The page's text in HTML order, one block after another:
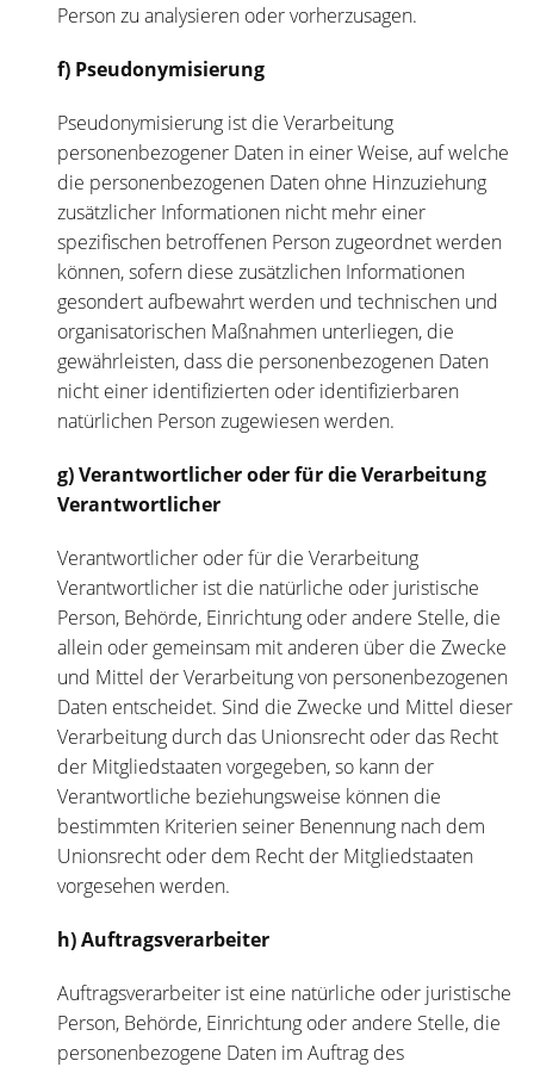
Person zu analysieren oder vorherzusagen.
f) Pseudonymisierung
Pseudonymisierung ist die Verarbeitung
personenbezogener Daten in einer Weise, auf welche
die personenbezogenen Daten ohne Hinzuziehung
zusätzlicher Informationen nicht mehr einer
spezifischen betroffenen Person zugeordnet werden
können, sofern diese zusätzlichen Informationen
gesondert aufbewahrt werden und technischen und
organisatorischen Maßnahmen unterliegen, die
gewährleisten, dass die personenbezogenen Daten
nicht einer identifizierten oder identifizierbaren
natürlichen Person zugewiesen werden.
g) Verantwortlicher oder für die Verarbeitung
Verantwortlicher
Verantwortlicher oder für die Verarbeitung
Verantwortlicher ist die natürliche oder juristische
Person, Behörde, Einrichtung oder andere Stelle, die
allein oder gemeinsam mit anderen über die Zwecke
und Mittel der Verarbeitung von personenbezogenen
Daten entscheidet. Sind die Zwecke und Mittel dieser
Verarbeitung durch das Unionsrecht oder das Recht
der Mitgliedstaaten vorgegeben, so kann der
Verantwortliche beziehungsweise können die
bestimmten Kriterien seiner Benennung nach dem
Unionsrecht oder dem Recht der Mitgliedstaaten
vorgesehen werden.
h) Auftragsverarbeiter
Auftragsverarbeiter ist eine natürliche oder juristische
Person, Behörde, Einrichtung oder andere Stelle, die
personenbezogene Daten im Auftrag des